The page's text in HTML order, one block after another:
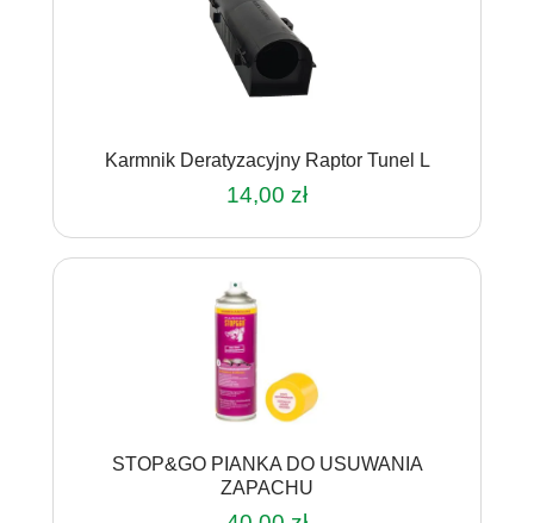
Karmnik Deratyzacyjny Raptor Tunel L
14,00 zł
STOP&GO PIANKA DO USUWANIA
ZAPACHU